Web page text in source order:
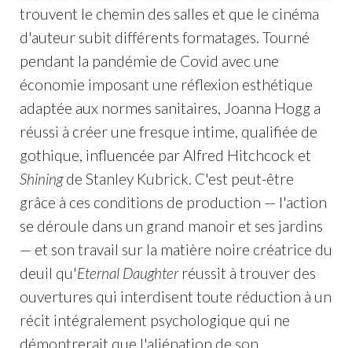
trouvent le chemin des salles et que le cinéma
d'auteur subit différents formatages. Tourné
pendant la pandémie de Covid avec une
économie imposant une réflexion esthétique
adaptée aux normes sanitaires, Joanna Hogg a
réussi à créer une fresque intime, qualifiée de
gothique, influencée par Alfred Hitchcock et
Shiningde Stanley Kubrick. C'est peut-être
grâce à ces conditions de production — l'action
se déroule dans un grand manoir et ses jardins
— et son travail sur la matière noire créatrice du
deuil qu'Eternal Daughterréussit à trouver des
ouvertures qui interdisent toute réduction à un
récit intégralement psychologique qui ne
démontrerait que l'aliénation de son